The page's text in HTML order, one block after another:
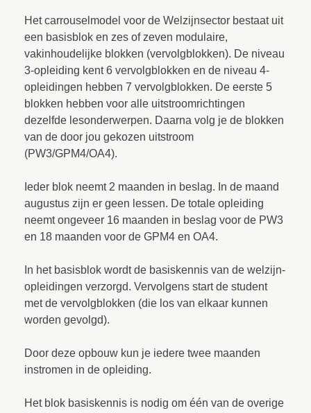
Het carrouselmodel voor de Welzijnsector bestaat uit
een basisblok en zes of zeven modulaire,
vakinhoudelijke blokken (vervolgblokken). De niveau
3-opleiding kent 6 vervolgblokken en de niveau 4-
opleidingen hebben 7 vervolgblokken. De eerste 5
blokken hebben voor alle uitstroomrichtingen
dezelfde lesonderwerpen. Daarna volg je de blokken
van de door jou gekozen uitstroom
(PW3/GPM4/OA4).
Ieder blok neemt 2 maanden in beslag. In de maand
augustus zijn er geen lessen. De totale opleiding
neemt ongeveer 16 maanden in beslag voor de PW3
en 18 maanden voor de GPM4 en OA4.
In het basisblok wordt de basiskennis van de welzijn-
opleidingen verzorgd. Vervolgens start de student
met de vervolgblokken (die los van elkaar kunnen
worden gevolgd).
Door deze opbouw kun je iedere twee maanden
instromen in de opleiding.
Het blok basiskennis is nodig om één van de overige